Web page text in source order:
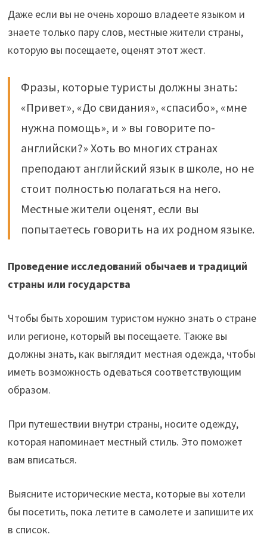
Даже если вы не очень хорошо владеете языком и
знаете только пару слов, местные жители страны,
которую вы посещаете, оценят этот жест.
Фразы, которые туристы должны знать:
«Привет», «До свидания», «спасибо», «мне
нужна помощь», и » вы говорите по-
английски?» Хоть во многих странах
преподают английский язык в школе, но не
стоит полностью полагаться на него.
Местные жители оценят, если вы
попытаетесь говорить на их родном языке.
Проведение исследований обычаев и традиций
страны или государства
Чтобы быть хорошим туристом нужно знать о стране
или регионе, который вы посещаете. Также вы
должны знать, как выглядит местная одежда, чтобы
иметь возможность одеваться соответствующим
образом.
При путешествии внутри страны, носите одежду,
которая напоминает местный стиль. Это поможет
вам вписаться.
Выясните исторические места, которые вы хотели
бы посетить, пока летите в самолете и запишите их
в список.